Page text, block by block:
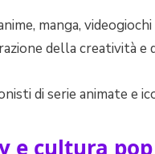
manga,
della creatività e
di serie animate e